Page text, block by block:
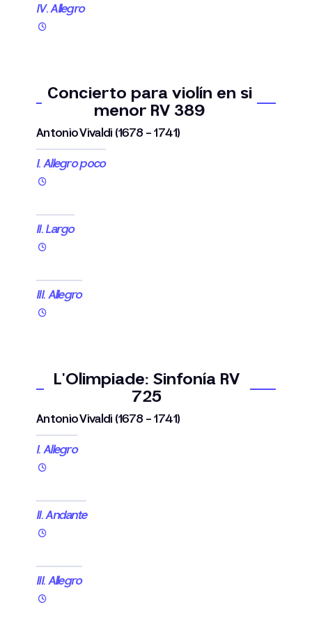
IV. Allegro
Concierto para violín en si
menor RV 389
Antonio Vivaldi (1678 - 1741)
I. Allegro poco
II. Largo
III. Allegro
L'Olimpiade: Sinfonía RV
725
Antonio Vivaldi (1678 - 1741)
I. Allegro
II. Andante
III. Allegro